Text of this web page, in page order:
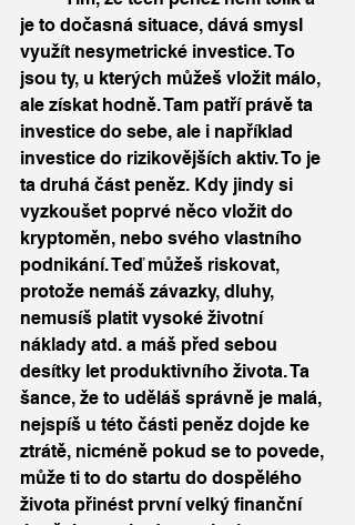
je to dočasná situace, dává smysl
využít nesymetrické investice. To
jsou ty, u kterých můžeš vložit málo,
ale získat hodně. Tam patří právě ta
investice do sebe, ale i například
investice do rizikovějších aktiv. To je
ta druhá část peněz. Kdy jindy si
vyzkoušet poprvé něco vložit do
kryptoměn, nebo svého vlastního
podnikání. Teď můžeš riskovat,
protože nemáš závazky, dluhy,
nemusíš platit vysoké životní
náklady atd. a máš před sebou
desítky let produktivního života. Ta
šance, že to uděláš správně je malá,
nejspíš u této části peněz dojde ke
ztrátě, nicméně pokud se to povede,
může ti to do startu do dospělého
života přinést první velký finanční